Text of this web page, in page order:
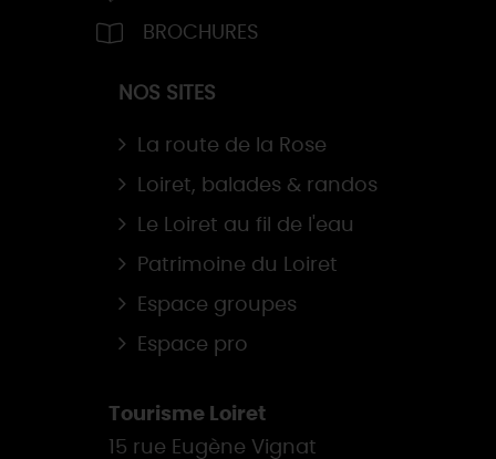
BROCHURES
NOS SITES
La route de la Rose
Loiret, balades & randos
Le Loiret au fil de l'eau
Patrimoine du Loiret
Espace groupes
Espace pro
Tourisme Loiret
15 rue Eugène Vignat